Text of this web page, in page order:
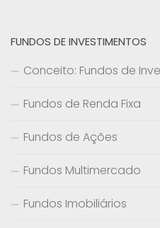
FUNDOS DE INVESTIMENTOS
Conceito: Fundos de
Fundos de Renda Fixa
Fundos de Ações
Fundos Multimercado
Fundos Imobiliários